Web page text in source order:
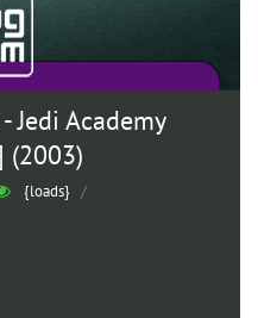
Jedi Academy
(2003)
{loads} /